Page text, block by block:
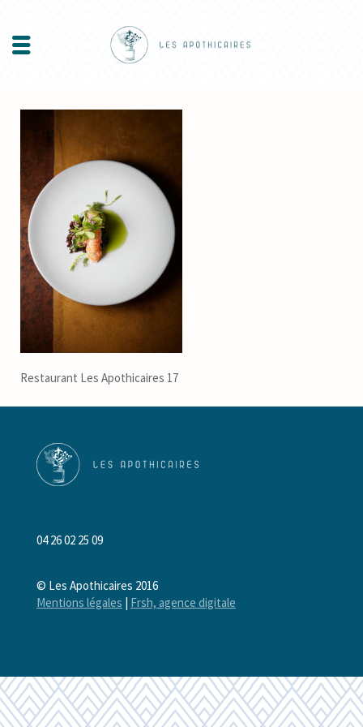
Restaurant Les Apothicaires 17
04 26 02 25 09
© Les Apothicaires 2016
Mentions légales
Frsh, agence digitale